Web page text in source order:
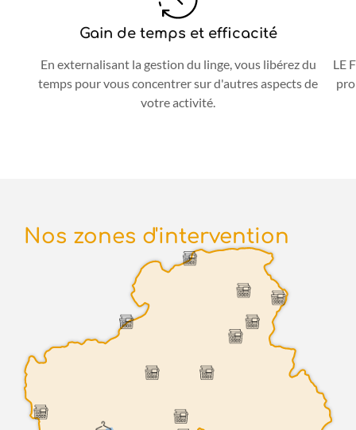
Gain de temps et efficacité
En externalisant la gestion du linge, vous libérez du
temps pour vous concentrer sur d'autres aspects de
votre activité.
LE
Nos zones d'intervention
Annecy
La Roche-sur-Foron
Le Grand-Bornand
Seyssel
Evian
Cluses
Abondance
Annemasse
Châtel
Morzine
Les Gets